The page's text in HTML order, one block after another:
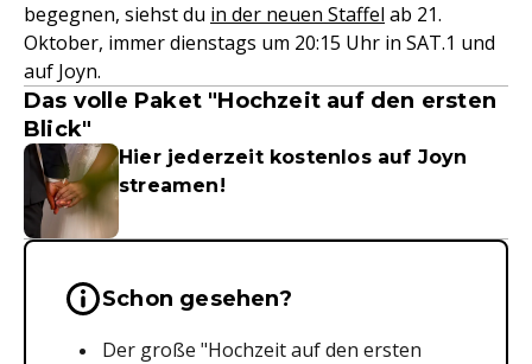
begegnen, siehst du in der neuen Staffel ab 21.
Oktober, immer dienstags um 20:15 Uhr in SAT.1 und
auf Joyn.
Das volle Paket "Hochzeit auf den ersten
Blick"
Hier jederzeit kostenlos auf Joyn
streamen!
Wichtige Hinweise &
Schon gesehen?
Der große "Hochzeit auf den ersten